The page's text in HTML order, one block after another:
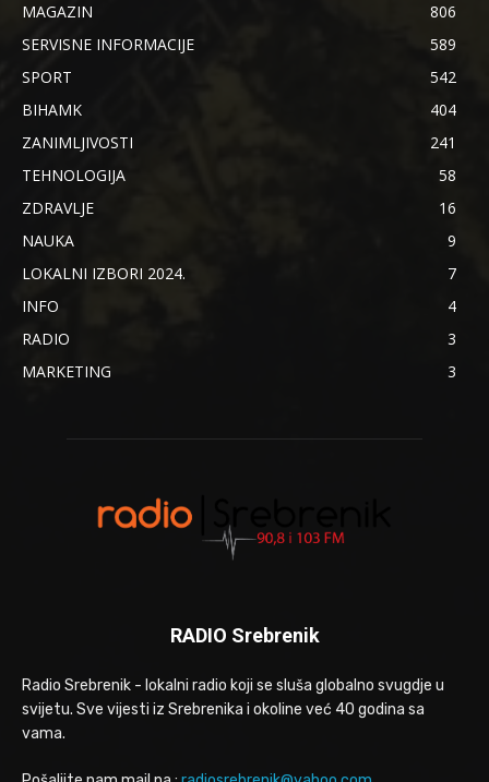
MAGAZIN
806
SERVISNE INFORMACIJE
589
SPORT
542
BIHAMK
404
ZANIMLJIVOSTI
241
TEHNOLOGIJA
58
ZDRAVLJE
16
NAUKA
9
LOKALNI IZBORI 2024.
7
INFO
4
RADIO
3
MARKETING
3
RADIO Srebrenik
Radio Srebrenik - lokalni radio koji se sluša globalno svugdje u
svijetu. Sve vijesti iz Srebrenika i okoline već 40 godina sa
vama.